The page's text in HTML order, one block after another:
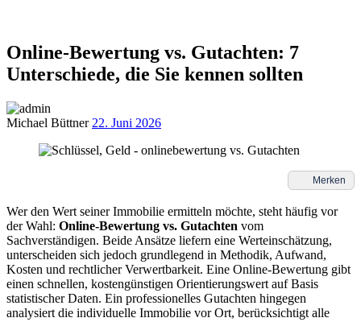
Online-Bewertung vs. Gutachten: 7
Unterschiede, die Sie kennen sollten
Michael Büttner 22. Juni 2026
Merken
Wer den Wert seiner Immobilie ermitteln möchte, steht häufig vor
der Wahl: Online-Bewertung vs. Gutachten vom
Sachverständigen. Beide Ansätze liefern eine Werteinschätzung,
unterscheiden sich jedoch grundlegend in Methodik, Aufwand,
Kosten und rechtlicher Verwertbarkeit. Eine Online-Bewertung gibt
einen schnellen, kostengünstigen Orientierungswert auf Basis
statistischer Daten. Ein professionelles Gutachten hingegen
analysiert die individuelle Immobilie vor Ort, berücksichtigt alle